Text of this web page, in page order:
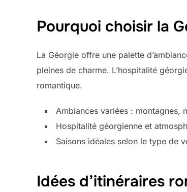
Pourquoi choisir la
La Géorgie offre une palette
pleines de charme. L’hospitalité
romantique.
Ambiances variées : montagnes,
Hospitalité géorgienne et
Saisons idéales selon le type de
Idées d’itinéraires